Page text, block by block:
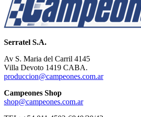
Serratel S.A.
Av S. Maria del Carril 4145
Villa Devoto 1419 CABA.
produccion@campeones.com.ar
Campeones Shop
shop@campeones.com.ar